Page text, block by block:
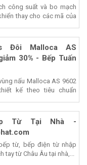
công suất và bo mạch
thay cho các mã của
Đôi Malloca AS
30% - Bếp Tuấn
nấu Malloca AS 9602
kế theo tiêu chuẩn
Từ Tại Nhà -
từ, bếp điện từ nhập
tay từ Châu Âu tại nhà,...